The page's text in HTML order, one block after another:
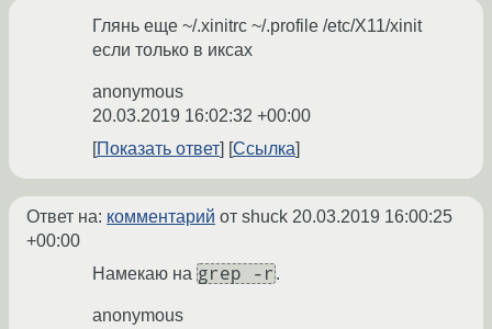
Глянь еще ~/.xinitrc ~/.profile /etc/X11/xinit
если только в иксах
anonymous
20.03.2019 16:02:32 +00:00
Показать ответ
Ссылка
Ответ на: комментарий от shuck 20.03.2019 16:00:25
+00:00
Намекаю на grep -r .
anonymous